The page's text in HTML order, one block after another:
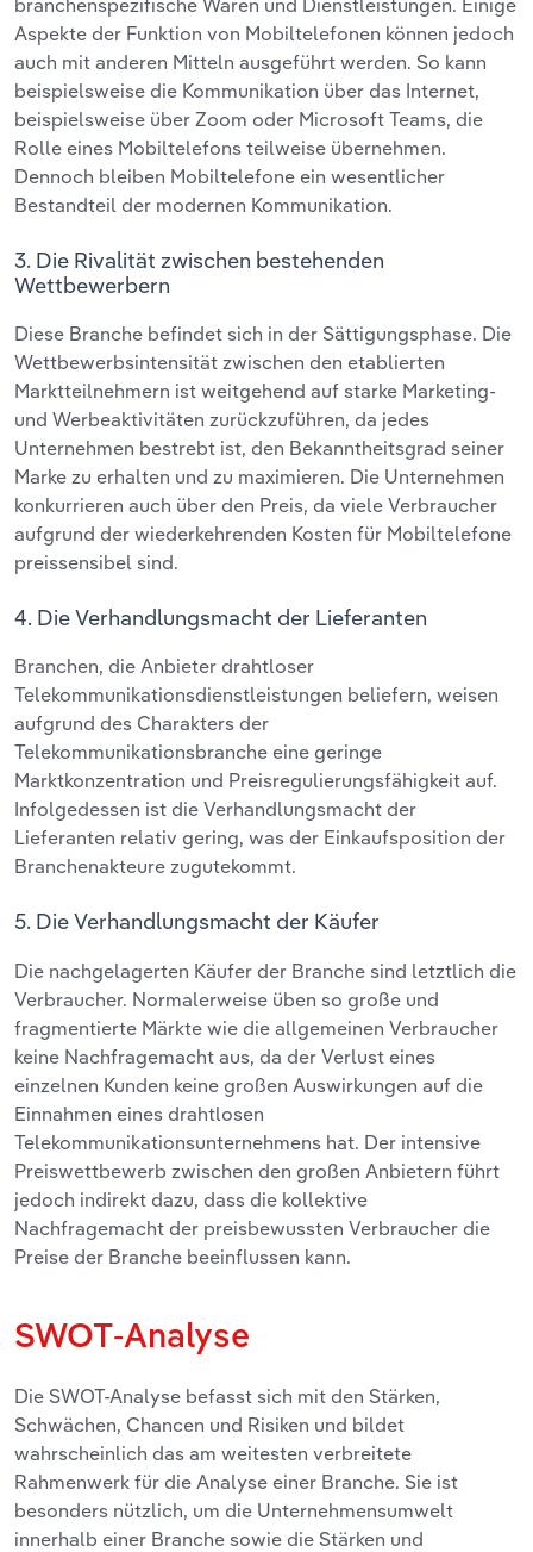
branchenspezifische Waren und Dienstleistungen. Einige
Aspekte der Funktion von Mobiltelefonen können jedoch
auch mit anderen Mitteln ausgeführt werden. So kann
beispielsweise die Kommunikation über das Internet,
beispielsweise über Zoom oder Microsoft Teams, die
Rolle eines Mobiltelefons teilweise übernehmen.
Dennoch bleiben Mobiltelefone ein wesentlicher
Bestandteil der modernen Kommunikation.
3. Die Rivalität zwischen bestehenden
Wettbewerbern
Diese Branche befindet sich in der Sättigungsphase. Die
Wettbewerbsintensität zwischen den etablierten
Marktteilnehmern ist weitgehend auf starke Marketing-
und Werbeaktivitäten zurückzuführen, da jedes
Unternehmen bestrebt ist, den Bekanntheitsgrad seiner
Marke zu erhalten und zu maximieren. Die Unternehmen
konkurrieren auch über den Preis, da viele Verbraucher
aufgrund der wiederkehrenden Kosten für Mobiltelefone
preissensibel sind.
4. Die Verhandlungsmacht der Lieferanten
Branchen, die Anbieter drahtloser
Telekommunikationsdienstleistungen beliefern, weisen
aufgrund des Charakters der
Telekommunikationsbranche eine geringe
Marktkonzentration und Preisregulierungsfähigkeit auf.
Infolgedessen ist die Verhandlungsmacht der
Lieferanten relativ gering, was der Einkaufsposition der
Branchenakteure zugutekommt.
5. Die Verhandlungsmacht der Käufer
Die nachgelagerten Käufer der Branche sind letztlich die
Verbraucher. Normalerweise üben so große und
fragmentierte Märkte wie die allgemeinen Verbraucher
keine Nachfragemacht aus, da der Verlust eines
einzelnen Kunden keine großen Auswirkungen auf die
Einnahmen eines drahtlosen
Telekommunikationsunternehmens hat. Der intensive
Preiswettbewerb zwischen den großen Anbietern führt
jedoch indirekt dazu, dass die kollektive
Nachfragemacht der preisbewussten Verbraucher die
Preise der Branche beeinflussen kann.
SWOT-Analyse
Die SWOT-Analyse befasst sich mit den Stärken,
Schwächen, Chancen und Risiken und bildet
wahrscheinlich das am weitesten verbreitete
Rahmenwerk für die Analyse einer Branche. Sie ist
besonders nützlich, um die Unternehmensumwelt
innerhalb einer Branche sowie die Stärken und